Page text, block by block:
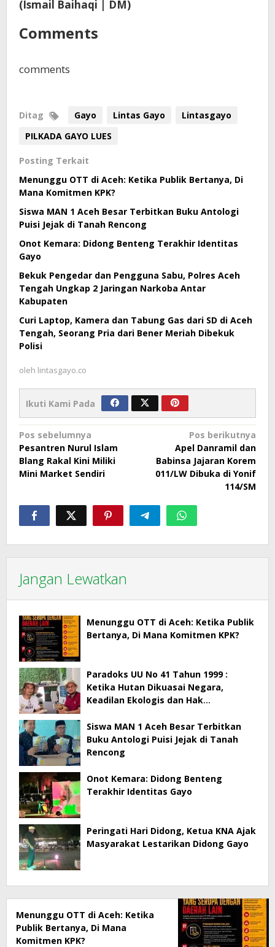
(Ismail Baihaqi | DM)
Comments
comments
Ditag Gayo Lintas Gayo
Lintasgayo
PILKADA GAYO LUES
Posting Terkait
Menunggu OTT di Aceh: Ketika Publik Bertanya, Di
Mana Komitmen KPK?
Siswa MAN 1 Aceh Besar Terbitkan Buku Antologi
Puisi Jejak di Tanah Rencong
Onot Kemara: Didong Benteng Terakhir Identitas
Gayo
Bekuk Pengedar dan Pengguna Sabu, Polres Aceh
Tengah Ungkap 2 Jaringan Narkoba Antar
Kabupaten
Curi Laptop, Kamera dan Tabung Gas dari SD di Aceh
Tengah, Seorang Pria dari Bener Meriah Dibekuk
Polisi
oleh lintasgayo.co
Ikuti Kami Pada
Navigasi
pos
Pos sebelumnya
Pesantren Nurul Islam
Blang Rakal Kini Miliki
Mini Market Sendiri
Pos berikutnya
Apel Danramil dan
Babinsa Jajaran Korem
011/LW Dibuka di Yonif
114/SM
Jangan Lewatkan
Menunggu OTT di Aceh: Ketika Publik
Bertanya, Di Mana Komitmen KPK?
Paradoks UU No 41 Tahun 1999 :
Ketika Hutan Dikuasai Negara,
Keadilan Ekologis dan Hak
Siswa MAN 1 Aceh Besar Terbitkan
Buku Antologi Puisi Jejak di Tanah
Rencong
Onot Kemara: Didong Benteng
Terakhir Identitas Gayo
Peringati Hari Didong, Ketua KNA Ajak
Masyarakat Lestarikan Didong Gayo
Menunggu OTT di Aceh: Ketika
Publik Bertanya, Di Mana
Komitmen KPK?